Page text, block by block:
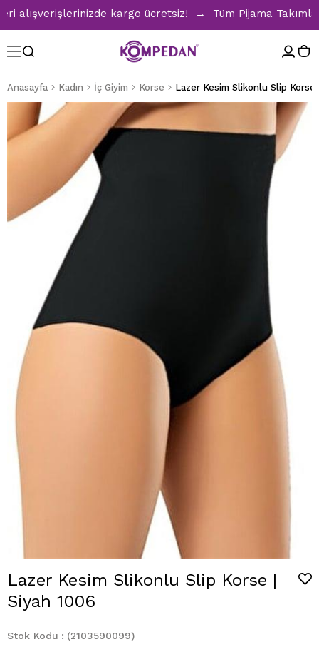
kargo ücretsiz! → Tüm Pijama
Anasayfa Kadın İç Giyim Korse Lazer Kesim Slikonlu Slip Korse
Lazer Kesim Slikonlu Slip Korse |
Siyah 1006
Stok Kodu
(2103590099)